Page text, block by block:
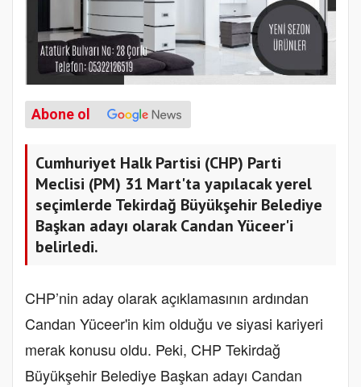
Abone ol
Cumhuriyet Halk Partisi (CHP) Parti
Meclisi (PM) 31 Mart'ta yapılacak yerel
seçimlerde Tekirdağ Büyükşehir Belediye
Başkan adayı olarak Candan Yüceer'i
belirledi.
CHP’nin aday olarak açıklamasının ardından
Candan Yüceer'in kim olduğu ve siyasi kariyeri
merak konusu oldu. Peki, CHP Tekirdağ
Büyükşehir Belediye Başkan adayı Candan